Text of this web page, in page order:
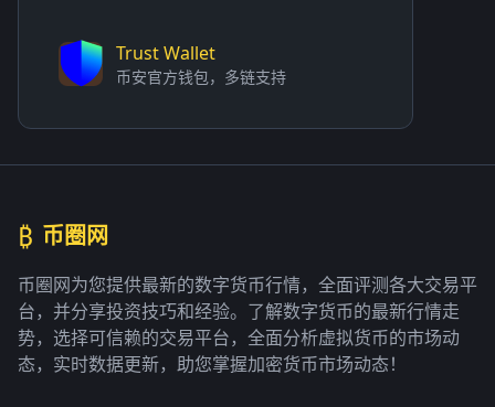
Trust Wallet
币安官方钱包，多链支持
₿ 币圈网
币圈网为您提供最新的数字货币行情，全面评测各大交易平
台，并分享投资技巧和经验。了解数字货币的最新行情走
势，选择可信赖的交易平台，全面分析虚拟货币的市场动
态，实时数据更新，助您掌握加密货币市场动态！